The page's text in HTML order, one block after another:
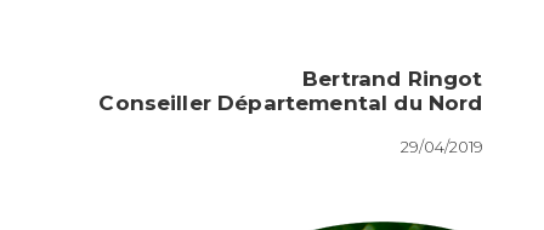
Bertrand Ringot
Conseiller Départemental du Nord
29/04/2019